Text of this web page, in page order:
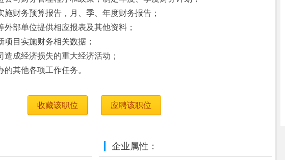
财务预算报告，月、季、年度财务报告；
部单位提供相应报表及其他资料；
目实施财务相关数据；
成经济损失的重大经济活动；
其他各项工作任务。
收藏该职位 应聘该职位
企业属性：